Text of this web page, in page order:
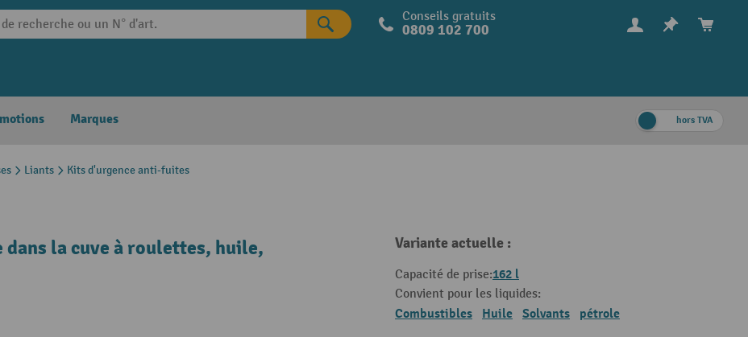
Conseils gratuits
0809 102 700
Marques hors TVA
Liants Kits d'urgence anti-fuites
la cuve à roulettes, huile,
Variante actuelle :
Capacité de prise:162 l
Convient pour les liquides:
Combustibles Huile Solvants pétrole